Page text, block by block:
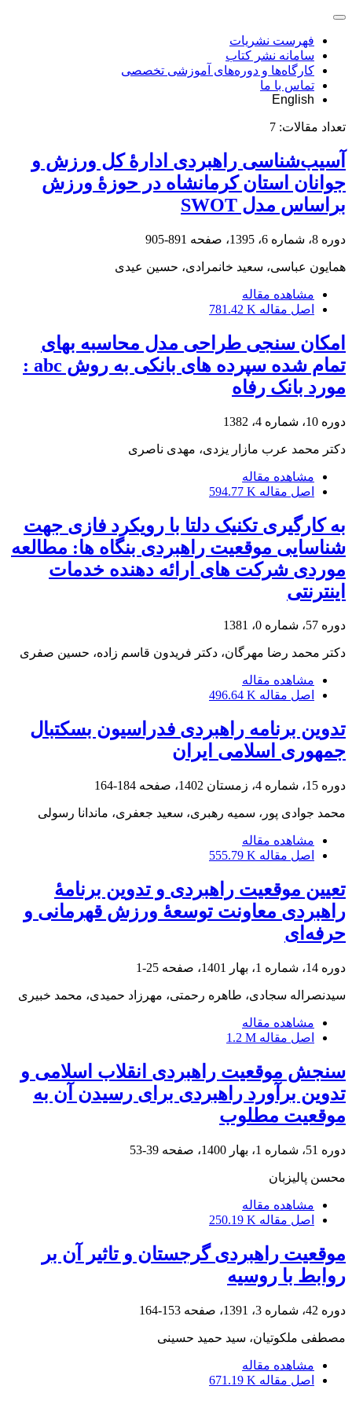
فهرست نشریات
سامانه نشر کتاب
کارگاه‌ها و دوره‌های آموزشی تخصصی
تماس با ما
English
تعداد مقالات: 7
آسیب‌شناسی راهبردی ادارۀ کل ورزش و
جوانان استان کرمانشاه در حوزۀ ورزش
براساس مدل SWOT
دوره 8، شماره 6، 1395، صفحه 891-905
همایون عباسی، سعید خانمرادی، حسین عیدی
مشاهده مقاله
اصل مقاله 781.42 K
امکان سنجی طراحی مدل محاسبه بهای
تمام شده سپرده های بانکی به روش abc :
مورد بانک رفاه
دوره 10، شماره 4، 1382
دکتر محمد عرب مازار یزدی، مهدی ناصری
مشاهده مقاله
اصل مقاله 594.77 K
به کارگیری تکنیک دلتا با رویکرد فازی جهت
شناسایی موقعیت راهبردی بنگاه ها: مطالعه
موردی شرکت های ارائه دهنده خدمات
اینترنتی
دوره 57، شماره 0، 1381
دکتر محمد رضا مهرگان، دکتر فریدون قاسم زاده، حسین صفری
مشاهده مقاله
اصل مقاله 496.64 K
تدوین برنامه راهبردی فدراسیون بسکتبال
جمهوری اسلامی ایران
دوره 15، شماره 4، زمستان 1402، صفحه 184-164
محمد جوادی پور، سمیه رهبری، سعید جعفری، ماندانا رسولی
مشاهده مقاله
اصل مقاله 555.79 K
تعیین موقعیت راهبردی و تدوین برنامۀ
راهبردی معاونت توسعۀ ورزش قهرمانی و
‏حرفه‌ای
دوره 14، شماره 1، بهار 1401، صفحه 25-1
سیدنصراله سجادی، طاهره رحمتی، مهرزاد حمیدی، محمد خبیری
مشاهده مقاله
اصل مقاله 1.2 M
سنجش موقعیت راهبردی انقلاب اسلامی و
تدوین برآورد راهبردی برای رسیدن آن به
موقعیت مطلوب
دوره 51، شماره 1، بهار 1400، صفحه 39-53
محسن پالیزبان
مشاهده مقاله
اصل مقاله 250.19 K
موقعیت راهبردی گرجستان و تاثیر آن بر
روابط با روسیه
دوره 42، شماره 3، 1391، صفحه 153-164
مصطفی ملکوتیان، سید حمید حسینی
مشاهده مقاله
اصل مقاله 671.19 K